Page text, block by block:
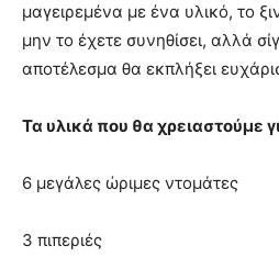
μαγειρεμένα με ένα υλικό, το
μην το έχετε συνηθίσει, αλλά
αποτέλεσμα θα εκπλήξει
Τα υλικά που θα χρειαστούμε
6 μεγάλες ώριμες ντομάτες
3 πιπεριές